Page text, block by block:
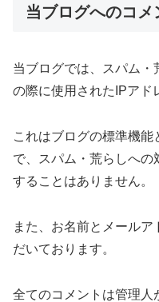
当ブログへのコメ
当ブログでは、スパム・
の際に使用されたIPアド
これはブログの標準機
で、スパム・荒らしへの
することはありません。
また、お名前とメール
だいております。
全てのコメントは管理人